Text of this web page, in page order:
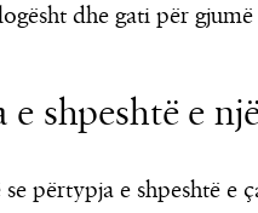
dhe gati për
e shpeshtë e
përtypja e shpeshtë